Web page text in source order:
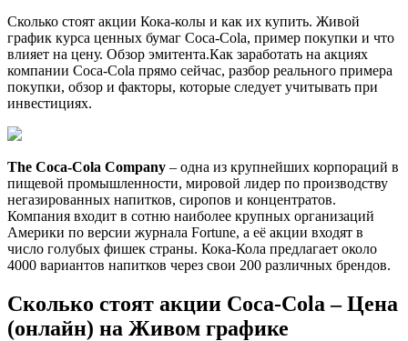
Сколько стоят акции Кока-колы и как их купить. Живой
график курса ценных бумаг Coca-Cola, пример покупки и что
влияет на цену. Обзор эмитента.Как заработать на акциях
компании Coca-Cola прямо сейчас, разбор реального примера
покупки, обзор и факторы, которые следует учитывать при
инвестициях.
The Coca-Cola Company – одна из крупнейших корпораций в
пищевой промышленности, мировой лидер по производству
негазированных напитков, сиропов и концентратов.
Компания входит в сотню наиболее крупных организаций
Америки по версии журнала Fortune, а её акции входят в
число голубых фишек страны. Кока-Кола предлагает около
4000 вариантов напитков через свои 200 различных брендов.
Сколько стоят акции Coca-Cola – Цена
(онлайн) на Живом графике